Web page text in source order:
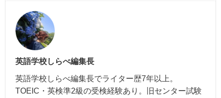
英語学校しらべ編集長
英語学校しらべ編集長でライター歴7年以上。
TOEIC・英検準2級の受検経験あり。旧センター試験